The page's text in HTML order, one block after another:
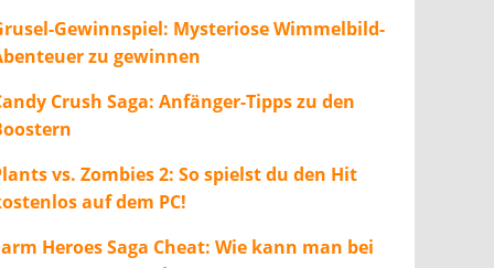
Gewinnspiel: Mysteriose Wimmelbild-
zu gewinnen
Crush Saga: Anfänger-Tipps zu den
vs. Zombies 2: So spielst du den Hit
auf dem PC!
Heroes Saga Cheat: Wie kann man bei